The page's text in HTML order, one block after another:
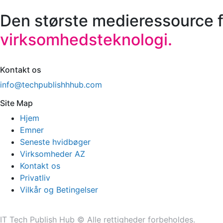
Den største medieressource
virksomhedsteknologi.
Kontakt os
info@techpublishhhub.com
Site Map
Hjem
Emner
Seneste hvidbøger
Virksomheder AZ
Kontakt os
Privatliv
Vilkår og Betingelser
IT Tech Publish Hub © Alle rettigheder forbeholdes.